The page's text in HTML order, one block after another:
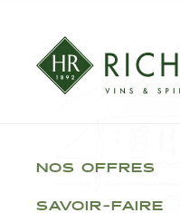
NOS OFFRES
SAVOIR-FAIRE